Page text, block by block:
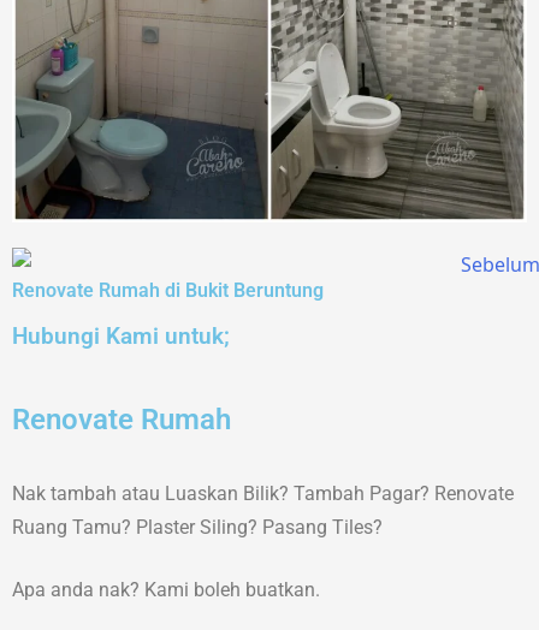
Renovate Rumah di Bukit Beruntung
Hubungi Kami untuk;
Renovate Rumah
Nak tambah atau Luaskan Bilik? Tambah Pagar? Renovate
Ruang Tamu? Plaster Siling? Pasang Tiles?
Apa anda nak? Kami boleh buatkan.